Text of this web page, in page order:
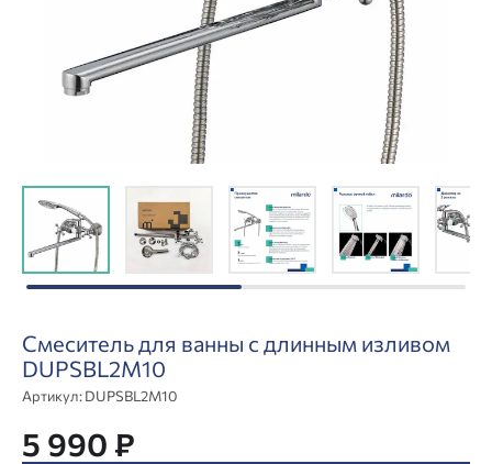
Смеситель для ванны с длинным изливом
DUPSBL2M10
Артикул:DUPSBL2M10
5 990 ₽